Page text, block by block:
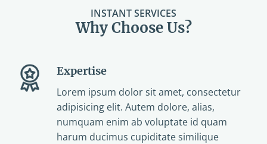
INSTANT SERVICES
Why Choose Us?
Expertise
Lorem ipsum dolor sit amet, consectetur
adipisicing elit. Autem dolore, alias,
numquam enim ab voluptate id quam
harum ducimus cupiditate similique